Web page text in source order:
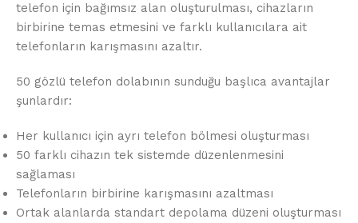
telefon için bağımsız alan oluşturulması, cihazların
birbirine temas etmesini ve farklı kullanıcılara ait
telefonların karışmasını azaltır.
50 gözlü telefon dolabının sunduğu başlıca avantajlar
şunlardır:
Her kullanıcı için ayrı telefon bölmesi oluşturması
50 farklı cihazın tek sistemde düzenlenmesini
sağlaması
Telefonların birbirine karışmasını azaltması
Ortak alanlarda standart depolama düzeni oluşturması